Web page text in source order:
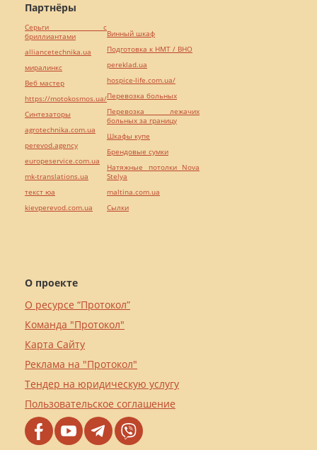
О проекте
О ресурсе “Протокол”
Команда "Протокол"
Карта Сайту
Реклама на "Протокол"
Тендер на юридическую услугу
Пользовательское соглашение
Партнёры
Серьги с
бриллиантами
alliancetechnika.ua
миралинкс
Веб мастер
https://motokosmos.ua/
Синтезаторы
agrotechnika.com.ua
perevod.agency
europeservice.com.ua
mk-translations.ua
текст юа
kievperevod.com.ua
Винный шкаф
Подготовка к НМТ / ВНО
pereklad.ua
hospice-life.com.ua/
Перевозка больных
Перевозка лежачих
больных за границу
Шкафы купе
Брендовые сумки
Натяжные потолки Nova
Stelya
maltina.com.ua
Cылки